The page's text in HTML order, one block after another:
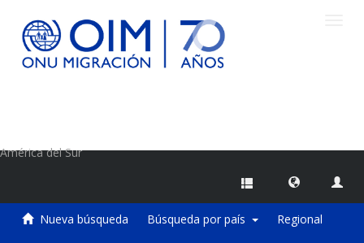
América del Sur
Nueva búsqueda Búsqueda por país Regional